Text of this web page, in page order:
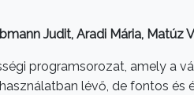
Judit, Aradi Mária, Matúz
programsorozat, amely a
lévő, de fontos